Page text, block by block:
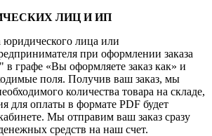
ЛИЦ И ИП
юридического лица или
при оформлении заказа
графе «Вы оформляете заказ как» и
поля. Получив ваш заказ, мы
количества товара на складе,
для оплаты в формате PDF будет
Мы отправим ваш заказ сразу
средств на наш счет.